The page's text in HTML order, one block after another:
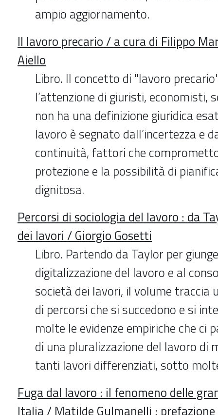
ampio aggiornamento.
Il lavoro precario / a cura di Filippo
Aiello
Libro. Il concetto di "lavoro
l’attenzione di giuristi, economisti,
non ha una definizione giuridica
lavoro è segnato dall’incertezza e
continuità, fattori che
protezione e la possibilità di
dignitosa.
Percorsi di sociologia del lavoro : da
dei lavori / Giorgio Gosetti
Libro. Partendo da Taylor per
digitalizzazione del lavoro e al
società dei lavori, il volume
di percorsi che si succedono e si
molte le evidenze empiriche che ci
di una pluralizzazione del lavoro di
tanti lavori differenziati, sotto
Fuga dal lavoro : il fenomeno delle
Italia / Matilde Gulmanelli ;